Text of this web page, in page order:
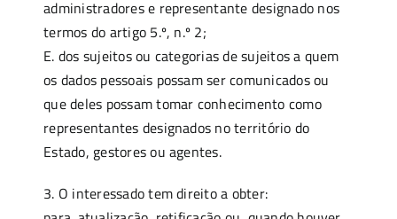
administradores e representante designado nos
termos do artigo 5.º, n.º 2;
E. dos sujeitos ou categorias de sujeitos a quem
os dados pessoais possam ser comunicados ou
que deles possam tomar conhecimento como
representantes designados no território do
Estado, gestores ou agentes.
3. O interessado tem direito a obter: